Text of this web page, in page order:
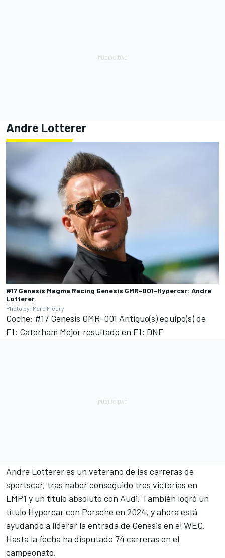
Andre Lotterer
#17 Genesis Magma Racing Genesis GMR-001-Hypercar: Andre
Lotterer
Photo by: Marc Fleury
Coche: #17 Genesis GMR-001 Antiguo(s) equipo(s) de
F1: Caterham Mejor resultado en F1: DNF
Andre Lotterer es un veterano de las carreras de
sportscar, tras haber conseguido tres victorias en
LMP1 y un título absoluto con Audi. También logró un
título Hypercar con Porsche en 2024, y ahora está
ayudando a liderar la entrada de Genesis en el WEC.
Hasta la fecha ha disputado 74 carreras en el
campeonato.